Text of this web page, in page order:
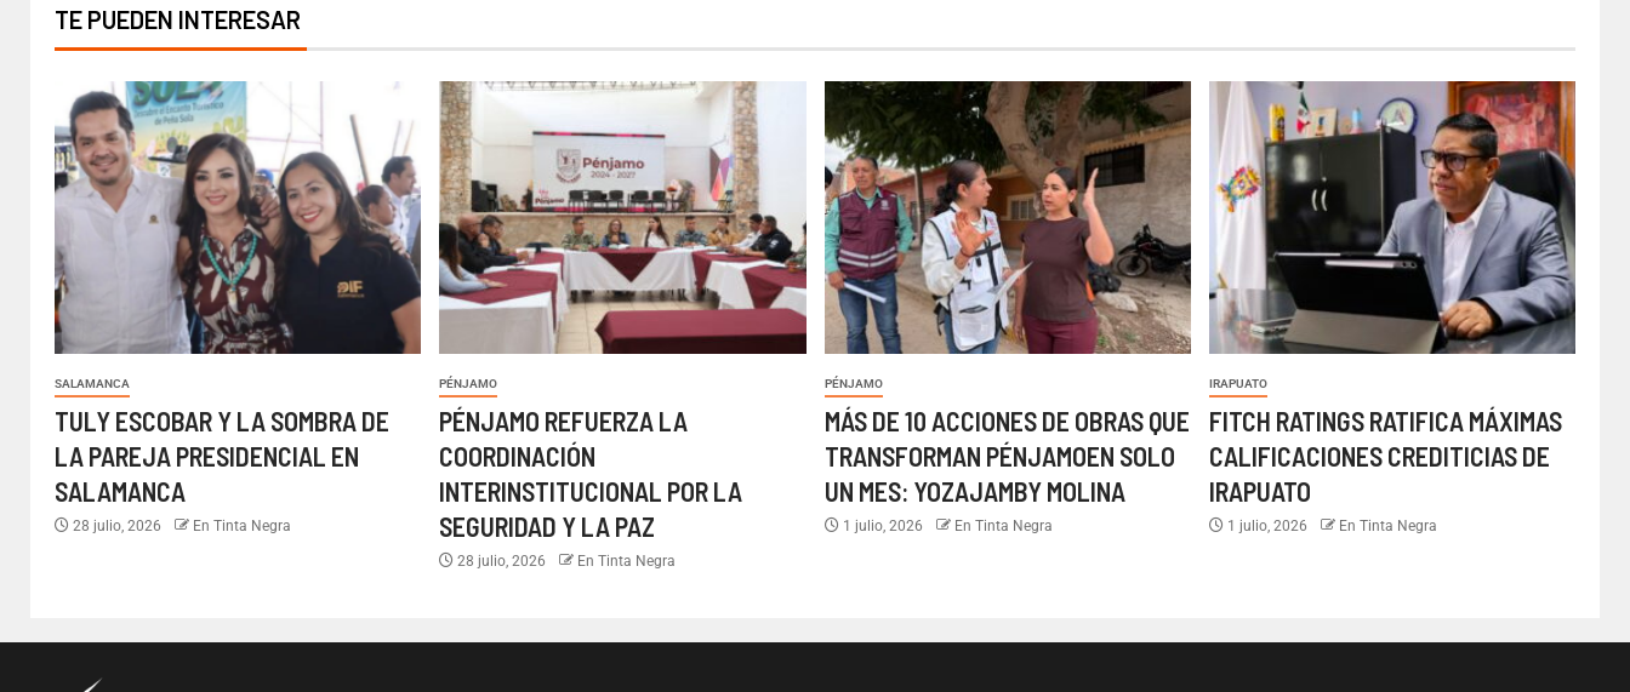
TE PUEDEN INTERESAR
SALAMANCA
TULY ESCOBAR Y LA SOMBRA DE
LA PAREJA PRESIDENCIAL EN
SALAMANCA
28 julio, 2026 En Tinta Negra
PÉNJAMO
PÉNJAMO REFUERZA LA
COORDINACIÓN
INTERINSTITUCIONAL POR LA
SEGURIDAD Y LA PAZ
28 julio, 2026 En Tinta Negra
PÉNJAMO
MÁS DE 10 ACCIONES DE OBRAS QUE
TRANSFORMAN PÉNJAMOEN SOLO
UN MES: YOZAJAMBY MOLINA
1 julio, 2026 En Tinta Negra
IRAPUATO
FITCH RATINGS RATIFICA MÁXIMAS
CALIFICACIONES CREDITICIAS DE
IRAPUATO
1 julio, 2026 En Tinta Negra